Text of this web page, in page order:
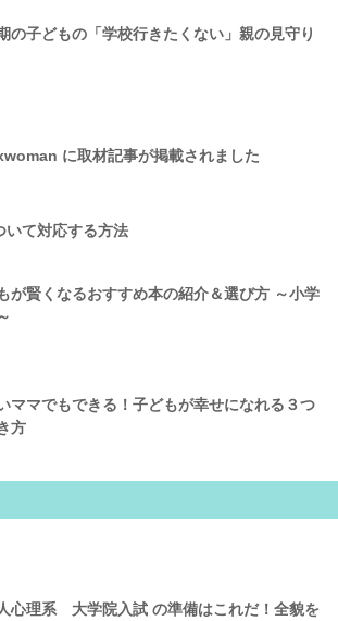
の子どもの「学校行きたくない」親の見守り
に取材記事が掲載されました
いて対応する方法
が賢くなるおすすめ本の紹介＆選び方 ～小学
ママでもできる！子どもが幸せになれる３つ
方
心理系 大学院入試 の準備はこれだ！全貌を